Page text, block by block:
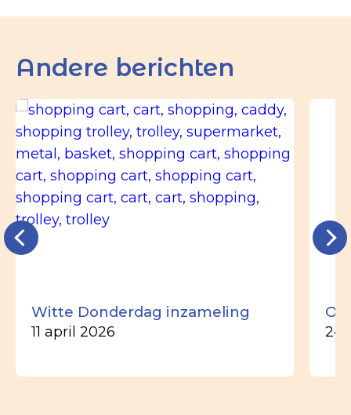
Andere berichten
Witte Donderdag inzameling
11 april 2026 24